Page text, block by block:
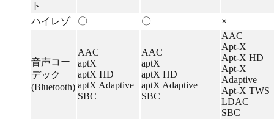
ト
ハイレゾ 〇 〇 ×
音声コー
デック
(Bluetooth)
AAC
aptX
aptX HD
aptX Adaptive
SBC
AAC
aptX
aptX HD
aptX Adaptive
SBC
AAC
Apt-X
Apt-X HD
Apt-X
Adaptive
Apt-X TWS
LDAC
SBC